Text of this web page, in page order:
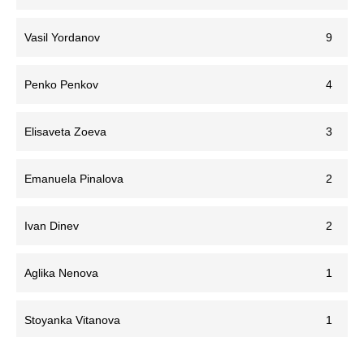
Vasil Yordanov 9
Penko Penkov 4
Elisaveta Zoeva 3
Emanuela Pinalova 2
Ivan Dinev 2
Aglika Nenova 1
Stoyanka Vitanova 1